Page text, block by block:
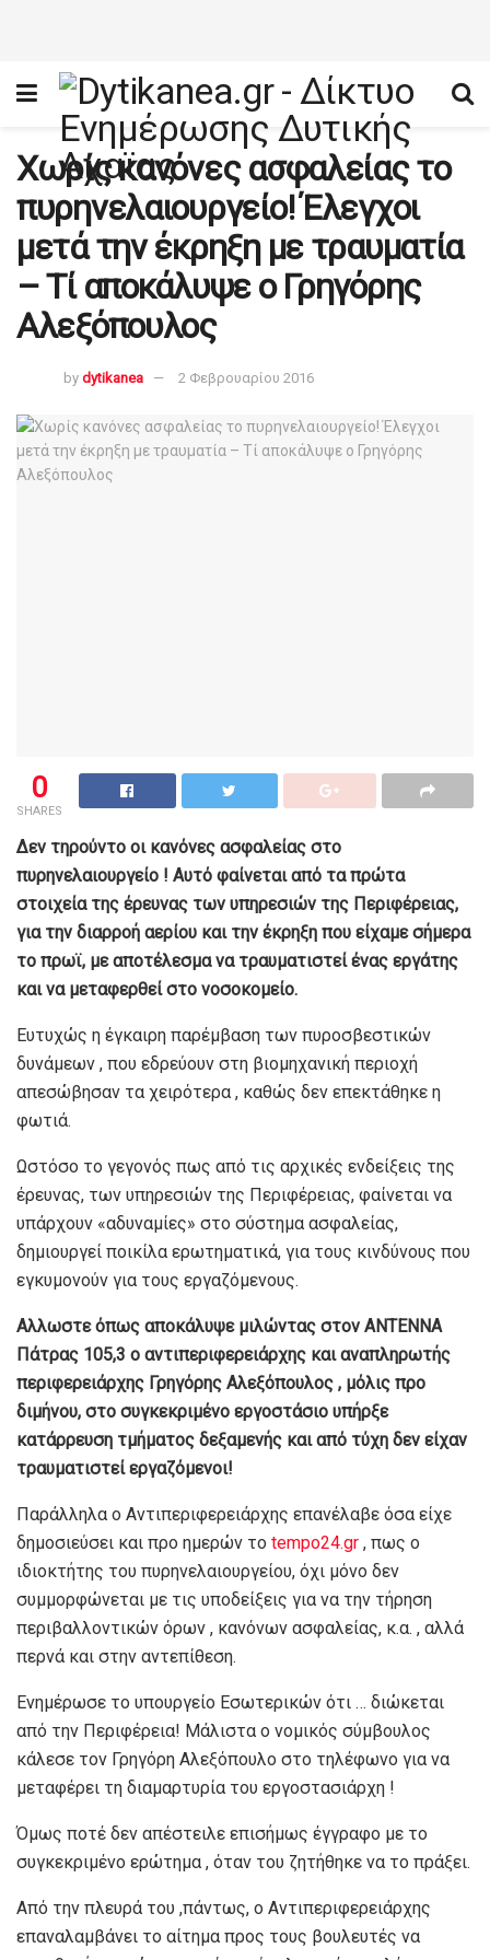
Χωρίς κανόνες ασφαλείας το
πυρηνελαιουργείο! Έλεγχοι
μετά την έκρηξη με τραυματία
– Τί αποκάλυψε ο Γρηγόρης
Αλεξόπουλος
by dytikanea 2 Φεβρουαρίου 2016
0
SHARES
Δεν τηρούντο οι κανόνες ασφαλείας στο
πυρηνελαιουργείο ! Αυτό φαίνεται από τα πρώτα
στοιχεία της έρευνας των υπηρεσιών της Περιφέρειας,
για την διαρροή αερίου και την έκρηξη που είχαμε σήμερα
το πρωϊ, με αποτέλεσμα να τραυματιστεί ένας εργάτης
και να μεταφερθεί στο νοσοκομείο.
Ευτυχώς η έγκαιρη παρέμβαση των πυροσβεστικών
δυνάμεων , που εδρεύουν στη βιομηχανική περιοχή
απεσώβησαν τα χειρότερα , καθώς δεν επεκτάθηκε η
φωτιά.
Ωστόσο το γεγονός πως από τις αρχικές ενδείξεις της
έρευνας, των υπηρεσιών της Περιφέρειας, φαίνεται να
υπάρχουν «αδυναμίες» στο σύστημα ασφαλείας,
δημιουργεί ποικίλα ερωτηματικά, για τους κινδύνους που
εγκυμονούν για τους εργαζόμενους.
Αλλωστε όπως αποκάλυψε μιλώντας στον ΑΝΤΕΝΝΑ
Πάτρας 105,3 ο αντιπεριφερειάρχης και αναπληρωτής
περιφερειάρχης Γρηγόρης Αλεξόπουλος , μόλις προ
διμήνου, στο συγκεκριμένο εργοστάσιο υπήρξε
κατάρρευση τμήματος δεξαμενής και από τύχη δεν είχαν
τραυματιστεί εργαζόμενοι!
Παράλληλα ο Αντιπεριφερειάρχης επανέλαβε όσα είχε
δημοσιεύσει και προ ημερών το tempo24.gr , πως ο
ιδιοκτήτης του πυρηνελαιουργείου, όχι μόνο δεν
συμμορφώνεται με τις υποδείξεις για να την τήρηση
περιβαλλοντικών όρων , κανόνων ασφαλείας, κ.α. , αλλά
περνά και στην αντεπίθεση.
Ενημέρωσε το υπουργείο Εσωτερικών ότι … διώκεται
από την Περιφέρεια! Μάλιστα ο νομικός σύμβουλος
κάλεσε τον Γρηγόρη Αλεξόπουλο στο τηλέφωνο για να
μεταφέρει τη διαμαρτυρία του εργοστασιάρχη !
Όμως ποτέ δεν απέστειλε επισήμως έγγραφο με το
συγκεκριμένο ερώτημα , όταν του ζητήθηκε να το πράξει.
Από την πλευρά του ,πάντως, ο Αντιπεριφερειάρχης
επαναλαμβάνει το αίτημα προς τους βουλευτές να